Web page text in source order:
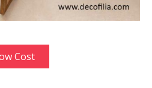
Cost